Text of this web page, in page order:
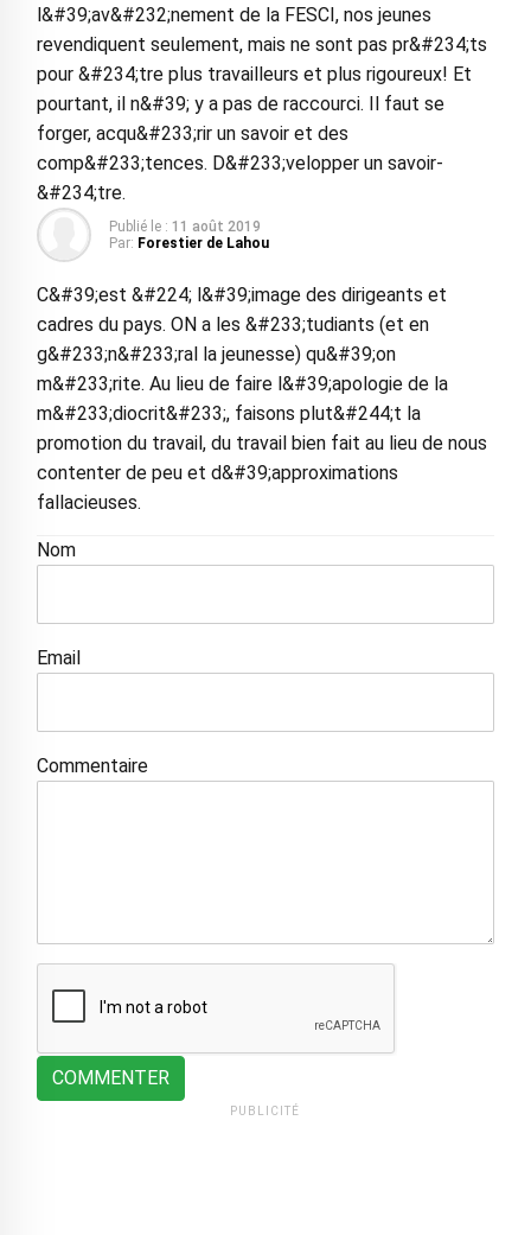
l&#39;av&#232;nement de la FESCI, nos jeunes
revendiquent seulement, mais ne sont pas pr&#234;ts
pour &#234;tre plus travailleurs et plus rigoureux! Et
pourtant, il n&#39; y a pas de raccourci. Il faut se
forger, acqu&#233;rir un savoir et des
comp&#233;tences. D&#233;velopper un savoir-
&#234;tre.
Publié le : 11 août 2019
Par: Forestier de Lahou
C&#39;est &#224; l&#39;image des dirigeants et
cadres du pays. ON a les &#233;tudiants (et en
g&#233;n&#233;ral la jeunesse) qu&#39;on
m&#233;rite. Au lieu de faire l&#39;apologie de la
m&#233;diocrit&#233;, faisons plut&#244;t la
promotion du travail, du travail bien fait au lieu de nous
contenter de peu et d&#39;approximations
fallacieuses.
Nom
Email
Commentaire
COMMENTER
PUBLICITÉ